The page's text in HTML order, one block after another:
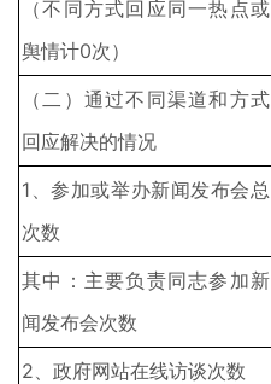
（不同方式回应同一热点或
舆情计0次）
（二）通过不同渠道和方式
回应解决的情况
1、参加或举办新闻发布会总
次数
其中：主要负责同志参加新
闻发布会次数
2、政府网站在线访谈次数